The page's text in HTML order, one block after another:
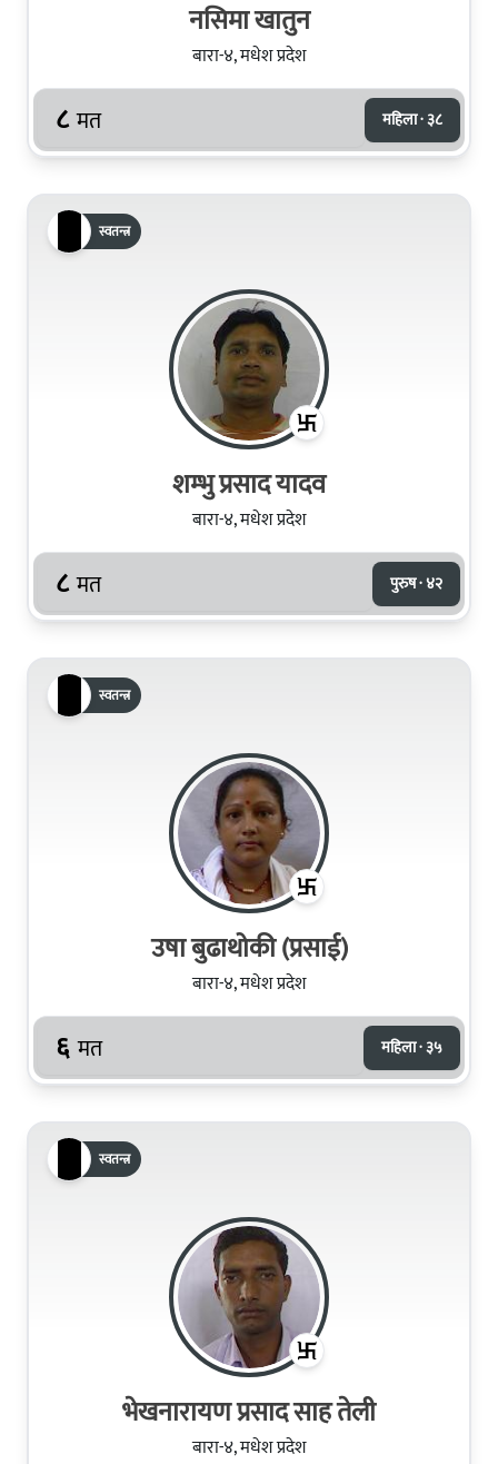
नसिमा खातुन
बारा-४, मधेश प्रदेश
८ मत महिला · ३८
स्वतन्त्र
शम्‍भु प्रसाद यादव
बारा-४, मधेश प्रदेश
८ मत पुरुष · ४२
स्वतन्त्र
उषा बुढाथोकी (प्रसाई)
बारा-४, मधेश प्रदेश
६ मत महिला · ३५
स्वतन्त्र
भेखनारायण प्रसाद साह तेली
बारा-४, मधेश प्रदेश